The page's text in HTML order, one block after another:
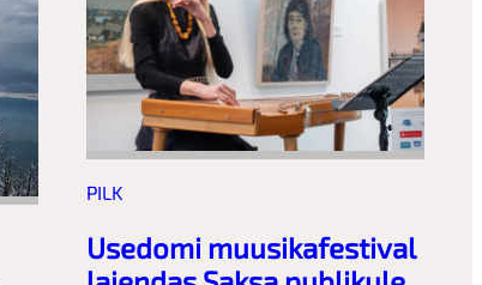
PILK
Usedomi muusikafestival